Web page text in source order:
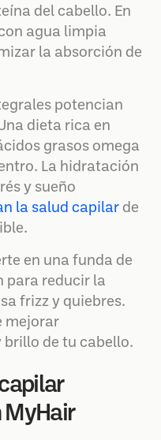
del cabello. En
agua limpia
la absorción de
potencian
dieta rica en
grasos omega
La hidratación
y sueño
la salud capilar de
en una funda de
para reducir la
frizz y quiebres.
mejorar
de tu cabello.
MyHair